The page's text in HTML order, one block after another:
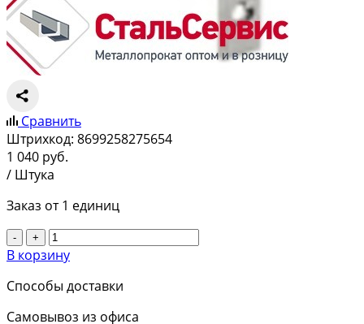
Сравнить
Штрихкод: 8699258275654
1 040 руб.
/ Штука
Заказ от 1 единиц
- +
В корзину
Способы доставки
Самовывоз из офиса